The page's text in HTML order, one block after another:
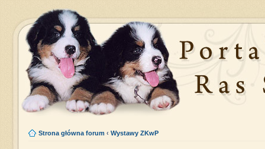
Strona główna forum ‹ Wystawy ZKwP